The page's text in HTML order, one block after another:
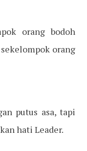
orang bodoh
orang
putus asa, tapi
hati Leader.